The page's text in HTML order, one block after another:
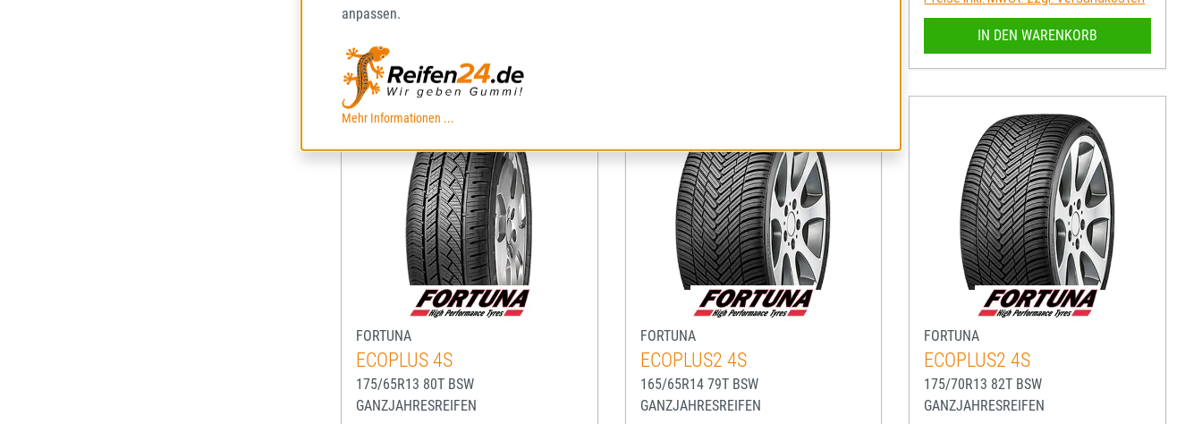
IN DEN WARENKORB
FORTUNA
ECOPLUS 4S
175/65R13 80T BSW
GANZJAHRESREIFEN
FORTUNA
ECOPLUS2 4S
165/65R14 79T BSW
GANZJAHRESREIFEN
FORTUNA
ECOPLUS2 4S
175/70R13 82T BSW
GANZJAHRESREIFEN
anpassen.
Mehr Informationen ...